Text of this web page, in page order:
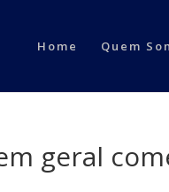
Home Quem
geral